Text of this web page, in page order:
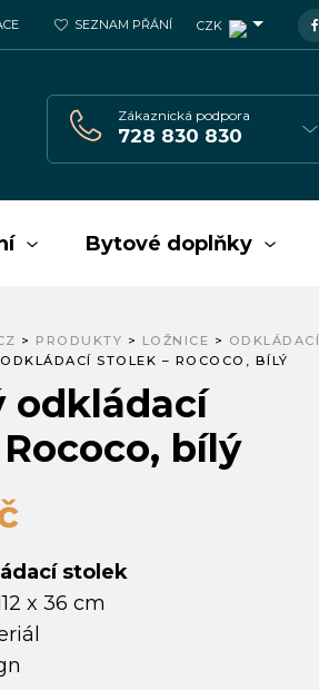
SEZNAM PŘÁNÍ CZK
Zákaznická podpora
728 830 830
Bytové doplňky
> PRODUKTY > LOŽNICE > ODKLÁDACÍ
STOLEK – ROCOCO, BÍLÝ
odkládací
bílý
stolek
x 36 cm